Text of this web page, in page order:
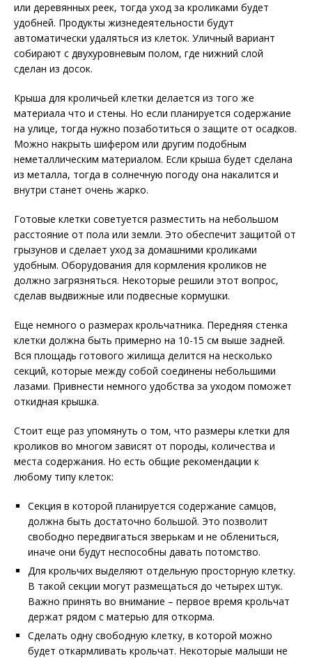
или деревянных реек, тогда уход за кроликами будет
удобней. Продукты жизнедеятельности будут
автоматически удаляться из клеток. Уличный вариант
собирают с двухуровневым полом, где нижний слой
сделан из досок.
Крыша для кроличьей клетки делается из того же
материала что и стены. Но если планируется содержание
на улице, тогда нужно позаботиться о защите от осадков.
Можно накрыть шифером или другим подобным
неметаллическим материалом. Если крыша будет сделана
из металла, тогда в солнечную погоду она накалится и
внутри станет очень жарко.
Готовые клетки советуется разместить на небольшом
расстояние от пола или земли. Это обеспечит защитой от
грызунов и сделает уход за домашними кроликами
удобным. Оборудования для кормления кроликов не
должно загрязняться. Некоторые решили этот вопрос,
сделав выдвижные или подвесные кормушки.
Еще немного о размерах крольчатника. Передняя стенка
клетки должна быть примерно на 10-15 см выше задней.
Вся площадь готового жилища делится на несколько
секций, которые между собой соединены небольшими
лазами. Привнести немного удобства за уходом поможет
откидная крышка.
Стоит еще раз упомянуть о том, что размеры клетки для
кроликов во многом зависят от породы, количества и
места содержания. Но есть общие рекомендации к
любому типу клеток:
Секция в которой планируется содержание самцов,
должна быть достаточно большой. Это позволит
свободно передвигаться зверькам и не облениться,
иначе они будут неспособны давать потомство.
Для крольчих выделяют отдельную просторную клетку.
В такой секции могут размещаться до четырех штук.
Важно принять во внимание – первое время крольчат
держат рядом с матерью для откорма.
Сделать одну свободную клетку, в которой можно
будет откармливать крольчат. Некоторые малыши не